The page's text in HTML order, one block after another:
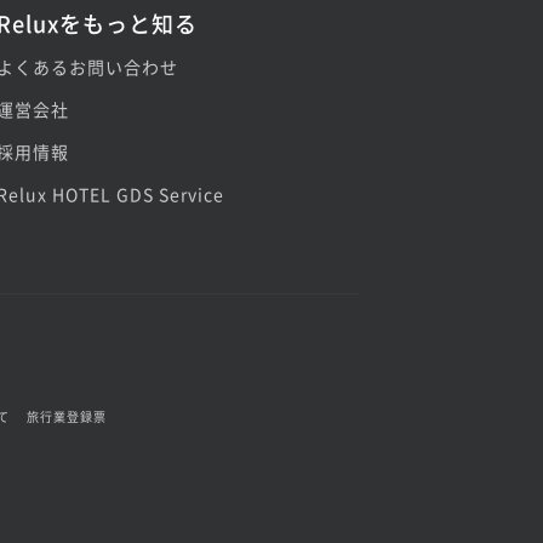
をもっと知る
くあるお問い合わせ
営会社
用情報
HOTEL GDS Service
旅行業登録票